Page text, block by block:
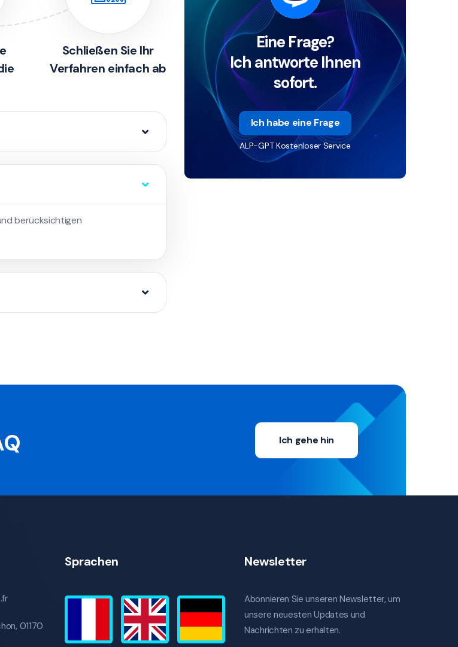
Schließen Sie Ihr
Verfahren einfach ab
berücksichtigen
Eine Frage?
Ich antworte Ihnen
sofort.
Ich habe eine Frage
ALP-GPT Kostenloser Service
Ich gehe hin
01170
Sprachen Newsletter
Abonnieren Sie unseren Newsletter, um
unsere neuesten Updates und
Nachrichten zu erhalten.